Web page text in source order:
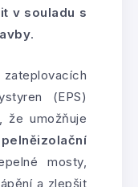
v souladu s
.
(EPS)
že umožňuje
mosty,
a zlepšit